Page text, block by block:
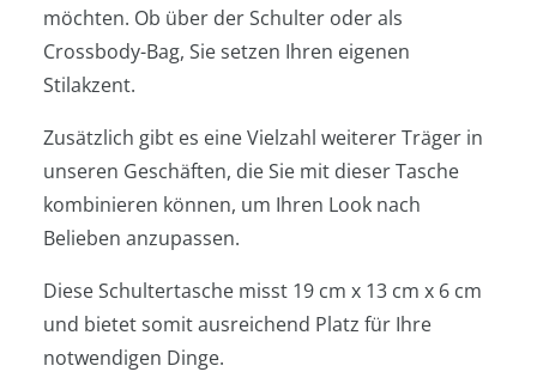
möchten. Ob über der Schulter oder als
Crossbody-Bag, Sie setzen Ihren eigenen
Stilakzent.
Zusätzlich gibt es eine Vielzahl weiterer Träger in
unseren Geschäften, die Sie mit dieser Tasche
kombinieren können, um Ihren Look nach
Belieben anzupassen.
Diese Schultertasche misst 19 cm x 13 cm x 6 cm
und bietet somit ausreichend Platz für Ihre
notwendigen Dinge.